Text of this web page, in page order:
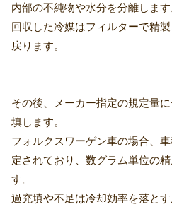
内部の不純物や水分を分離します
回収した冷媒はフィルターで精
戻ります。
その後、メーカー指定の規定量
填します。
フォルクスワーゲン車の場合、
定されており、数グラム単位の
す。
過充填や不足は冷却効率を落とす